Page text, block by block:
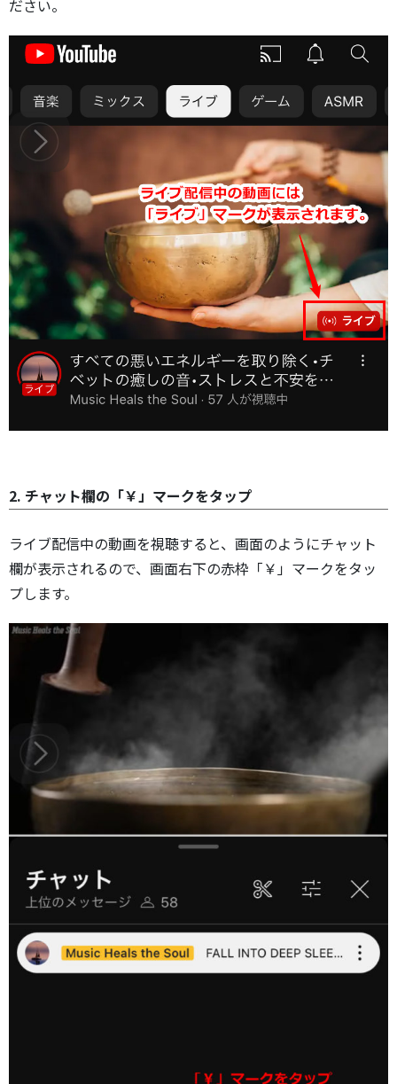
ださい。
2. チャット欄の「￥」マークをタップ
ライブ配信中の動画を視聴すると、画面のようにチャット
欄が表示されるので、画面右下の赤枠「￥」マークをタッ
プします。